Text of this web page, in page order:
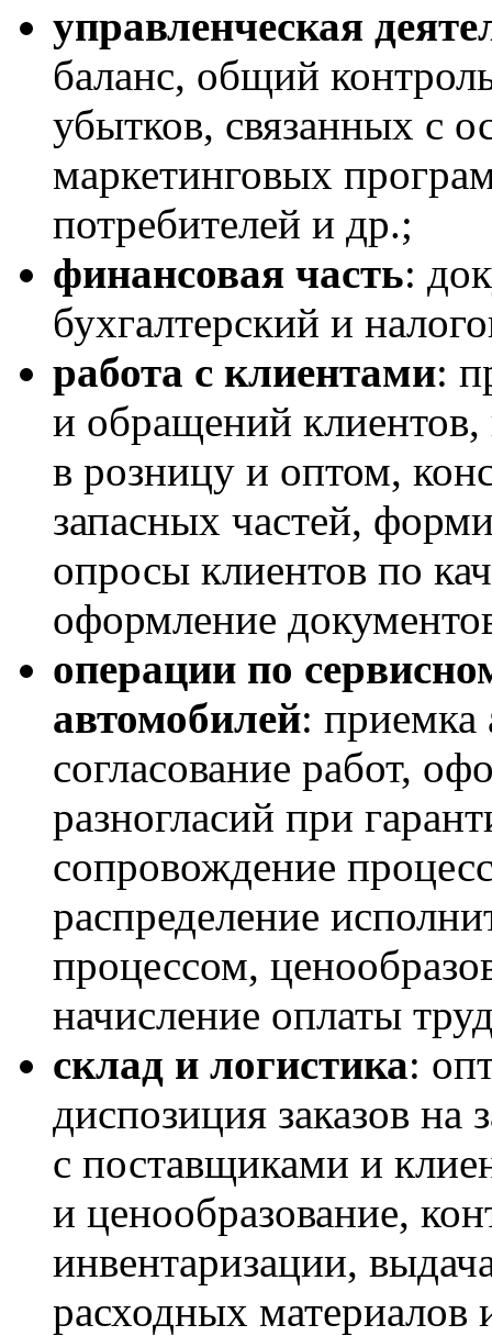
управленческая
баланс, общий
убытков, связанных с
маркетинговых
потребителей и др.;
финансовая часть:
бухгалтерский и
работа с клиентами:
и обращений клиентов,
в розницу и оптом,
запасных частей,
опросы клиентов по
оформление
операции по
автомобилей: приемка
согласование работ,
разногласий при
сопровождение
распределение
процессом,
начисление оплаты
склад и логистика:
диспозиция заказов
с поставщиками и
и ценообразование,
инвентаризации,
расходных материалов